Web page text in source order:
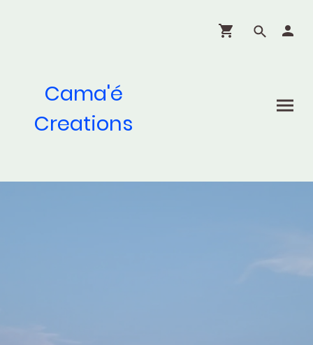
Cama'é
Creations